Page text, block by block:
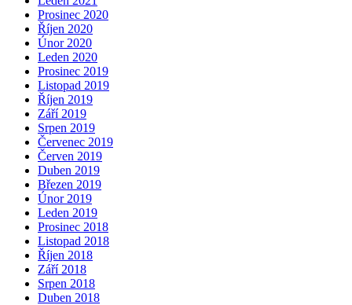
Prosinec 2020
Říjen 2020
Únor 2020
Leden 2020
Prosinec 2019
Listopad 2019
Říjen 2019
Září 2019
Srpen 2019
Červenec 2019
Červen 2019
Duben 2019
Březen 2019
Únor 2019
Leden 2019
Prosinec 2018
Listopad 2018
Říjen 2018
Září 2018
Srpen 2018
Duben 2018